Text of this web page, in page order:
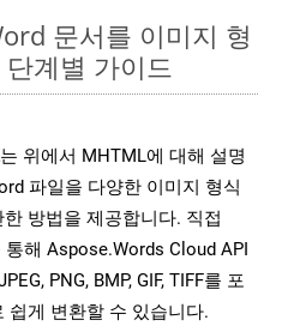
문서를 이미지 형
계별 가이드
위에서 MHTML에 대해 설명
파일을 다양한 이미지 형식
방법을 제공합니다. 직접
통해 Aspose.Words Cloud API
PNG, BMP, GIF, TIFF를 포
쉽게 변환할 수 있습니다.